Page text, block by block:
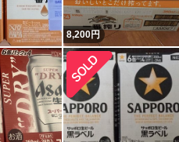
8,200円